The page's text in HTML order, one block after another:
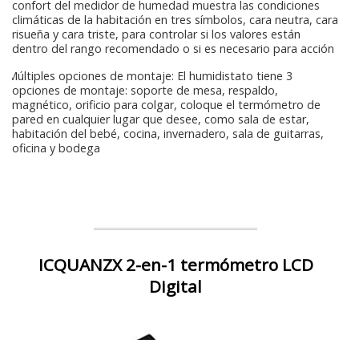
confort del medidor de humedad muestra las condiciones
climáticas de la habitación en tres símbolos, cara neutra, cara
risueña y cara triste, para controlar si los valores están
dentro del rango recomendado o si es necesario para acción
Múltiples opciones de montaje: El humidistato tiene 3
opciones de montaje: soporte de mesa, respaldo,
magnético, orificio para colgar, coloque el termómetro de
pared en cualquier lugar que desee, como sala de estar,
habitación del bebé, cocina, invernadero, sala de guitarras,
oficina y bodega
ICQUANZX 2-en-1 termómetro LCD
Digital